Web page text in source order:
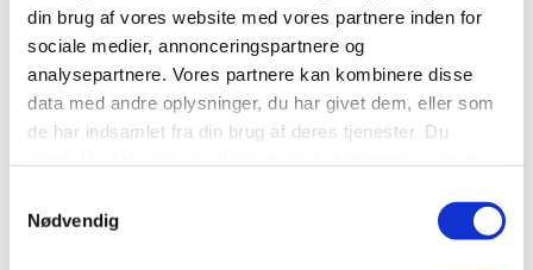
din brug af vores website med vores partnere inden for
sociale medier, annonceringspartnere og
analysepartnere. Vores partnere kan kombinere disse
data med andre oplysninger, du har givet dem, eller som
de har indsamlet fra din brug af deres tjenester. Du
Nødvendig
Stenhusevej 8, Vindum, 8850
Bjerringbro
Kontantpris
3.375.000 Kr.